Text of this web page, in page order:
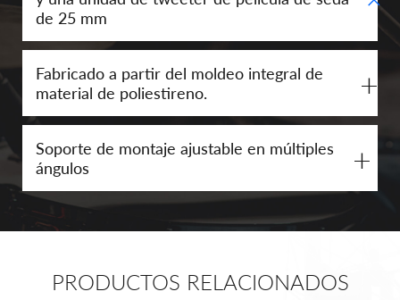
de 25 mm
Fabricado a partir del moldeo integral de
material de poliestireno.
+
Soporte de montaje ajustable en múltiples
ángulos
+
PRODUCTOS RELACIONADOS